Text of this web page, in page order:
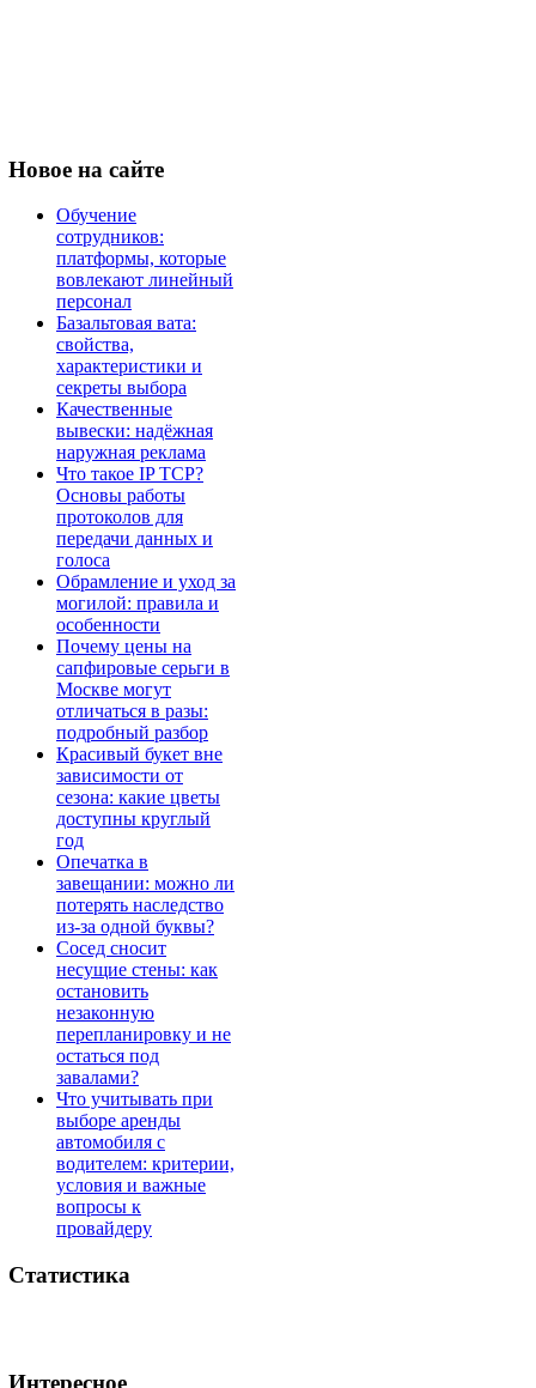
Новое на сайте
Обучение
сотрудников:
платформы, которые
вовлекают линейный
персонал
Базальтовая вата:
свойства,
характеристики и
секреты выбора
Качественные
вывески: надёжная
наружная реклама
Что такое IP TCP?
Основы работы
протоколов для
передачи данных и
голоса
Обрамление и уход за
могилой: правила и
особенности
Почему цены на
сапфировые серьги в
Москве могут
отличаться в разы:
подробный разбор
Красивый букет вне
зависимости от
сезона: какие цветы
доступны круглый
год
Опечатка в
завещании: можно ли
потерять наследство
из-за одной буквы?
Сосед сносит
несущие стены: как
остановить
незаконную
перепланировку и не
остаться под
завалами?
Что учитывать при
выборе аренды
автомобиля с
водителем: критерии,
условия и важные
вопросы к
провайдеру
Статистика